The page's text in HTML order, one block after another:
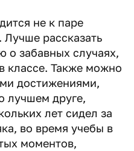
не к паре
Лучше рассказать
о забавных случаях,
классе. Также можно
достижениями,
лучшем друге,
лет сидел за
во время учебы в
моментов,